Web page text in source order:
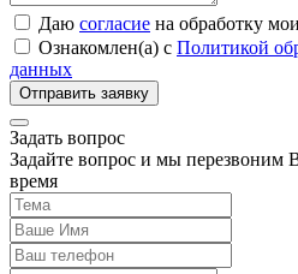
Даю согласие на обработку
Ознакомлен(а) с Политикой
данных
Задать вопрос
Задайте вопрос и мы перезвоним
время